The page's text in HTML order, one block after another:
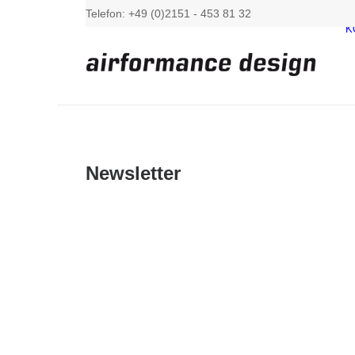
Telefon: +49 (0)2151 - 453 81 32
Newsletter